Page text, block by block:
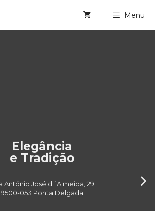
Menu
Elegância
e Tradição
9500-053 Ponta Delgada